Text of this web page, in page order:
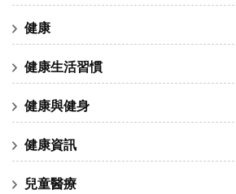
健康
健康生活習慣
健康與健身
健康資訊
兒童醫療